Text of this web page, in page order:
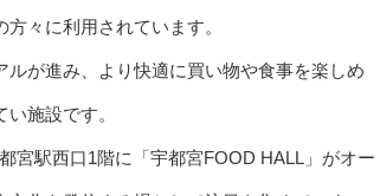
方々に利用されています。
ルが進み、より快適に買い物や食事を楽しめ
施設です。
宮駅西口1階に「宇都宮FOOD HALL」がオー